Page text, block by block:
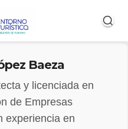
Baeza
y licenciada en
de Empresas
experiencia en